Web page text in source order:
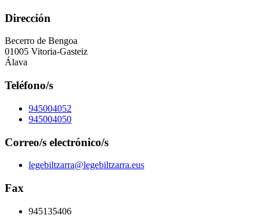
Dirección
Becerro de Bengoa
01005 Vitoria-Gasteiz
Álava
Teléfono/s
945004052
945004050
Correo/s electrónico/s
legebiltzarra@legebiltzarra.eus
Fax
945135406